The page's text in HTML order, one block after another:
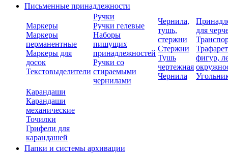
Письменные принадлежности
Маркеры
Маркеры
перманентные
Маркеры для
досок
Текстовыделители
Ручки
Ручки гелевые
Наборы
пишущих
принадлежностей
Ручки со
стираемыми
чернилами
Чернила,
тушь,
стержни
Стержни
Тушь
чертежная
Чернила
для
фигур,
Карандаши
Карандаши
механические
Точилки
Грифели для
карандашей
Папки и системы архивации